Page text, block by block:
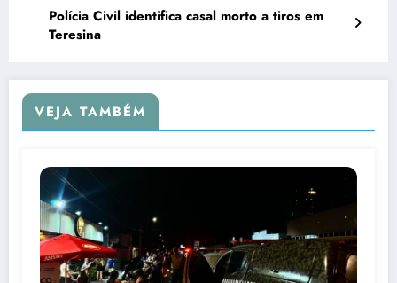
Polícia Civil identifica casal morto a tiros em
Teresina
VEJA TAMBÉM